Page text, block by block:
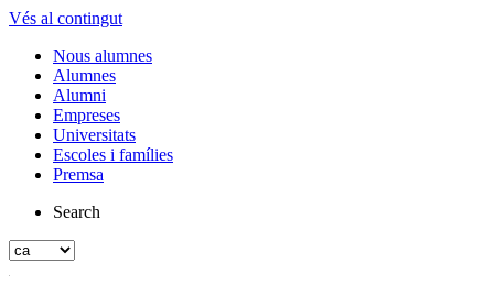
Vés al contingut
Nous alumnes
Alumnes
Alumni
Empreses
Universitats
Escoles i famílies
Premsa
Search